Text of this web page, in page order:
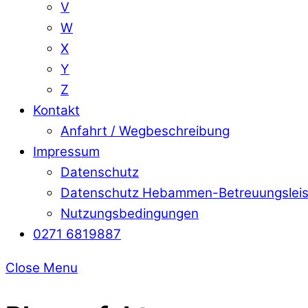
V
W
X
Y
Z
Kontakt
Anfahrt / Wegbeschreibung
Impressum
Datenschutz
Datenschutz Hebammen-
Nutzungsbedingungen
0271 6819887
Close Menu